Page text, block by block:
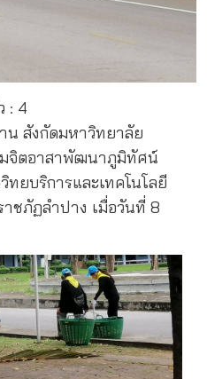
: 4
น สังกัดมหาวิทยาลัย
มจิตอาสาพัฒนาภูมิทัศน์
ยบริการและเทคโนโลยี
ชภัฏลำปาง เมื่อวันที่ 8